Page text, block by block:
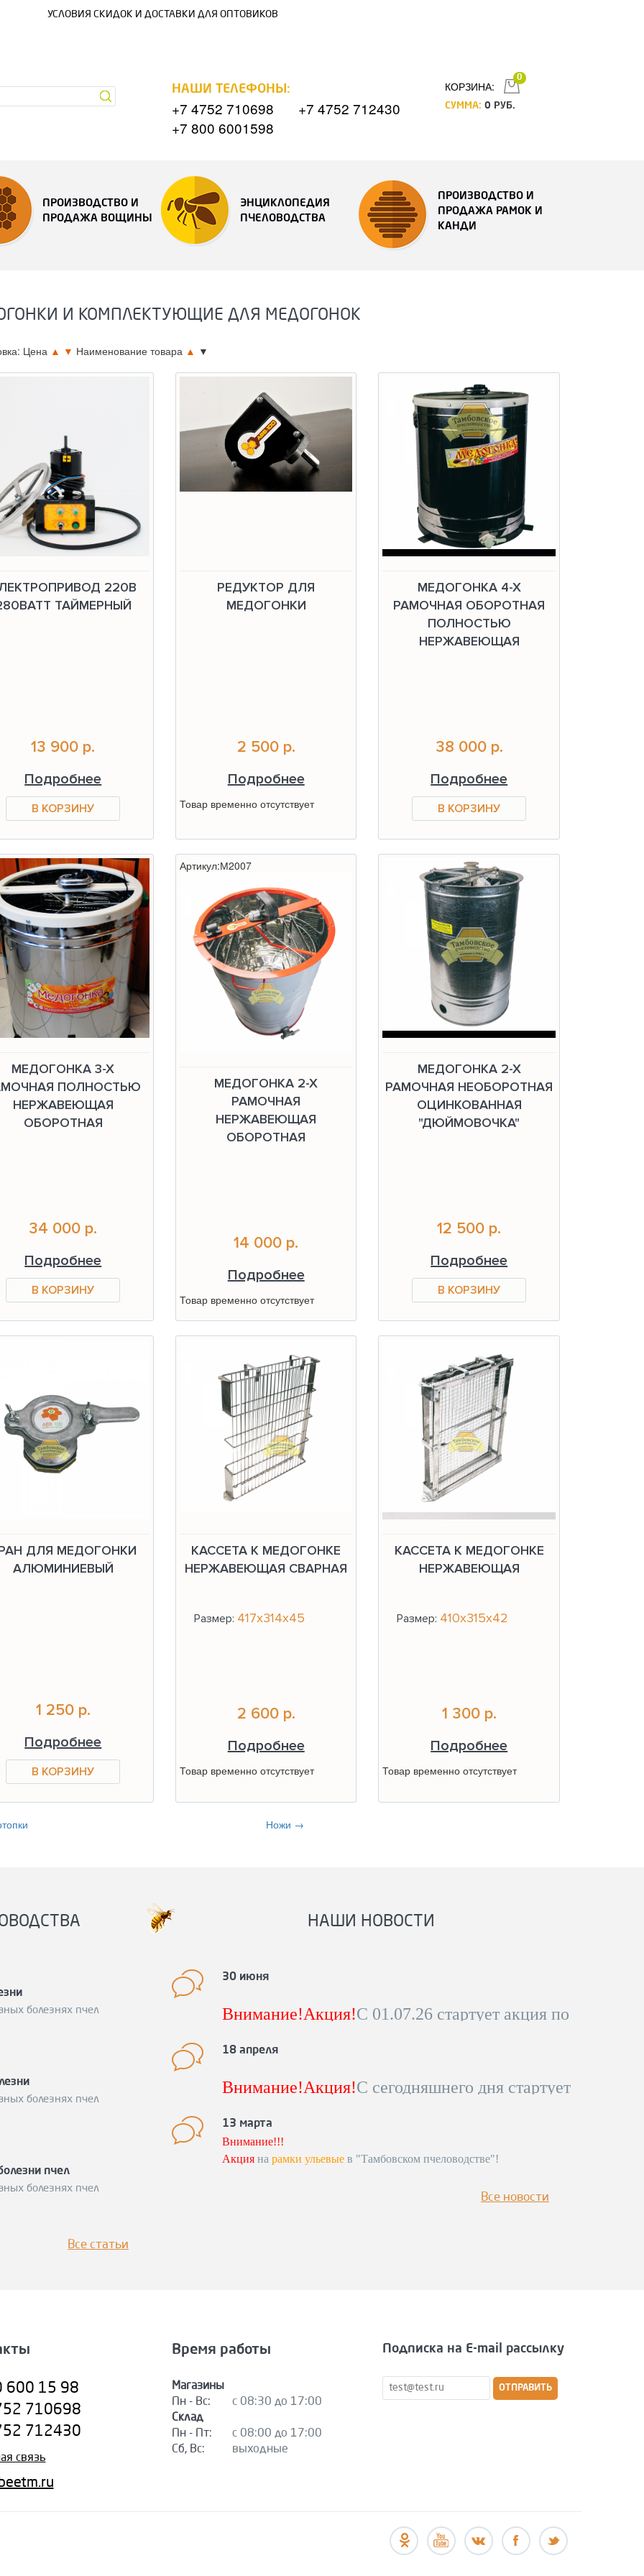
УСЛОВИЯ СКИДОК И ДОСТАВКИ ДЛЯ ОПТОВИКОВ
НАШИ ТЕЛЕФОНЫ:
+7 4752 710698
+7 4752 712430
+7 800 6001598
КОРЗИНА:
0
СУММА: 0 РУБ.
ПРОИЗВОДСТВО И
ПРОДАЖА ВОЩИНЫ
ЭНЦИКЛОПЕДИЯ
ПЧЕЛОВОДСТВА
ПРОИЗВОДСТВО И
ПРОДАЖА РАМОК И
КАНДИ
И КОМПЛЕКТУЮЩИЕ ДЛЯ МЕДОГОНОК
Цена ▲ ▼ Наименование товара ▲ ▼
220В
ТАЙМЕРНЫЙ
13 900 р.
Подробнее
РЕДУКТОР ДЛЯ
МЕДОГОНКИ
2 500 р.
Подробнее
Товар временно отсутствует
МЕДОГОНКА 4-Х
РАМОЧНАЯ ОБОРОТНАЯ
ПОЛНОСТЬЮ
НЕРЖАВЕЮЩАЯ
38 000 р.
Подробнее
МЕДОГОНКА 3-Х
ПОЛНОСТЬЮ
НЕРЖАВЕЮЩАЯ
ОБОРОТНАЯ
34 000 р.
Подробнее
Артикул:М2007
МЕДОГОНКА 2-Х
РАМОЧНАЯ
НЕРЖАВЕЮЩАЯ
ОБОРОТНАЯ
14 000 р.
Подробнее
Товар временно отсутствует
МЕДОГОНКА 2-Х
РАМОЧНАЯ НЕОБОРОТНАЯ
ОЦИНКОВАННАЯ
"ДЮЙМОВОЧКА"
12 500 р.
Подробнее
ДЛЯ МЕДОГОНКИ
АЛЮМИНИЕВЫЙ
1 250 р.
Подробнее
КАССЕТА К МЕДОГОНКЕ
НЕРЖАВЕЮЩАЯ СВАРНАЯ
Размер: 417х314х45
2 600 р.
Подробнее
Товар временно отсутствует
КАССЕТА К МЕДОГОНКЕ
НЕРЖАВЕЮЩАЯ
Размер: 410х315х42
1 300 р.
Подробнее
Товар временно отсутствует
Ножи →
болезнях пчел
болезнях пчел
пчел
болезнях пчел
Все статьи
НАШИ НОВОСТИ
30 июня
Внимание!Акция!С 01.07.26 стартует акция по
Подробности уточняйте по телефону 8-800-
Спешите закупиться!
18 апреля
Внимание!Акция!С сегодняшнего дня стартует
вощину!
Спешите закупиться к сезону!
13 марта
Внимание!!!
Акция на рамки ульевые в "Тамбовском пчеловодстве"!
Все новости
600 15 98
710698
712430
связь
Время работы
Магазины
Пн - Вс:
с 08:30 до 17:00
Склад
Пн - Пт:
с 08:00 до 17:00
Сб, Вс:
выходные
Подписка на E-mail рассылку